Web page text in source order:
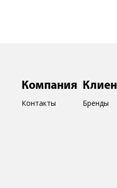
Компания
Контакты Бренды